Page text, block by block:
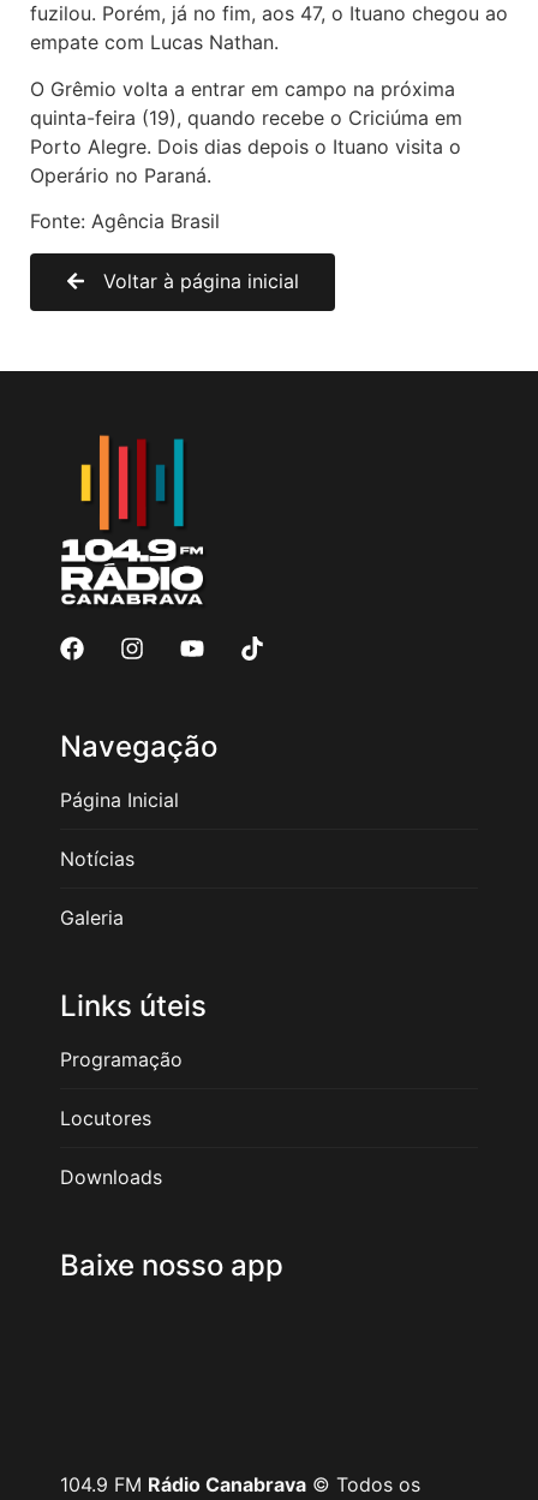
fuzilou. Porém, já no fim, aos 47, o Ituano chegou ao
empate com Lucas Nathan.
O Grêmio volta a entrar em campo na próxima
quinta-feira (19), quando recebe o Criciúma em
Porto Alegre. Dois dias depois o Ituano visita o
Operário no Paraná.
Fonte: Agência Brasil
Voltar à página inicial
Navegação
Página Inicial
Notícias
Galeria
Links úteis
Programação
Locutores
Downloads
Baixe nosso app
104.9 FM Rádio Canabrava © Todos os